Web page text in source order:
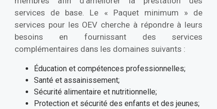
services de base. Le « Paquet minimum » de
services pour les OEV cherche à répondre à leurs
besoins en fournissant des services
complémentaires dans les domaines suivants :
Éducation et compétences professionnelles;
Santé et assainissement;
Sécurité alimentaire et nutritionnelle;
Protection et sécurité des enfants et des jeunes;